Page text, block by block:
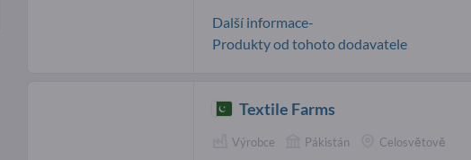
Další informace-
Produkty od tohoto dodavatele
Textile Farms
Výrobce Pákistán Celosvětově